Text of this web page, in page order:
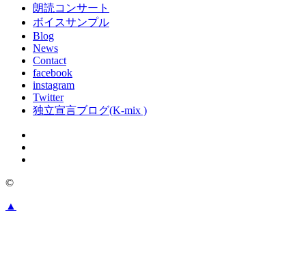
朗読コンサート
ボイスサンプル
Blog
News
Contact
facebook
instagram
Twitter
独立宣言ブログ(K-mix )
©
▲